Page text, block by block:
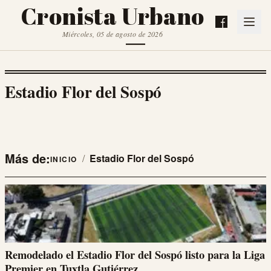
Cronista Urbano
Miércoles, 05 de agosto de 2026
Estadio Flor del Sospó
Más de:INICIO / Estadio Flor del Sospó
Remodelado el Estadio Flor del Sospó listo para la Liga